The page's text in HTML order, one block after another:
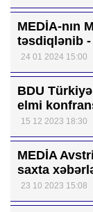
MEDİA-nın
təsdiqlənib
24 01 2024 15:00
BDU
elmi
15 12 2023 18:30
MEDİA
saxta
23 10 2023 15:08